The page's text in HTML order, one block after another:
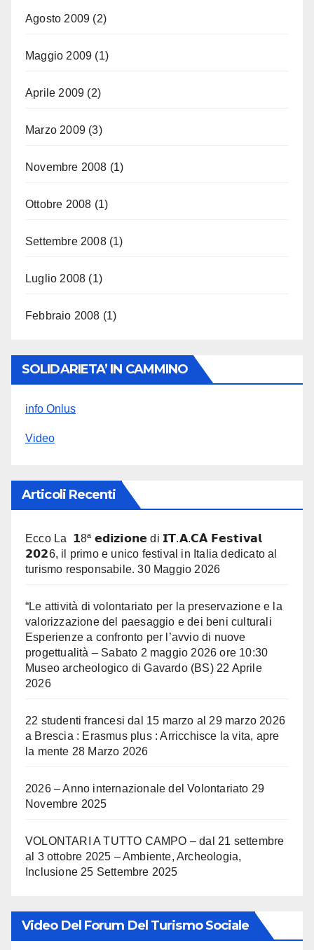
Agosto 2009 (2)
Maggio 2009 (1)
Aprile 2009 (2)
Marzo 2009 (3)
Novembre 2008 (1)
Ottobre 2008 (1)
Settembre 2008(1)
Luglio 2008 (1)
Febbraio 2008 (1)
SOLIDARIETA’ IN CAMMINO
info Onlus
Video
Articoli Recenti
Ecco La 𝟭8ª 𝗲𝗱𝗶𝘇𝗶𝗼𝗻𝗲 di 𝗜𝗧.𝗔.𝗖𝗔̀ 𝗙𝗲𝘀𝘁𝗶𝘃𝗮𝗹
𝟮𝟬𝟮6, il primo e unico festival in Italia dedicato al
turismo responsabile. 30 Maggio 2026
“Le attività di volontariato per la preservazione e la
valorizzazione del paesaggio e dei beni culturali
Esperienze a confronto per l’avvio di nuove
progettualità – Sabato 2 maggio 2026 ore 10:30
Museo archeologico di Gavardo (BS) 22 Aprile
2026
22 studenti francesi dal 15 marzo al 29 marzo 2026
a Brescia : Erasmus plus : Arricchisce la vita, apre
la mente 28 Marzo 2026
2026 – Anno internazionale del Volontariato 29
Novembre 2025
VOLONTARI A TUTTO CAMPO – dal 21 settembre
al 3 ottobre 2025 – Ambiente, Archeologia,
Inclusione 25 Settembre 2025
Video Del Forum Del Turismo Sociale